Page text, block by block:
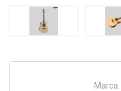
Marca: